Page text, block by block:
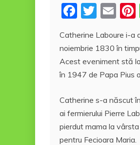
F
c
e
b
o
k
T
itt
er
E
ai
l
Catherine Laboure i-a
noiembrie 1830 în
Acest eveniment stă
în 1947 de Papa Pius
Catherine s-a născut
ai fermierului Pierre
pierdut mama la
pentru Fecioara Maria.